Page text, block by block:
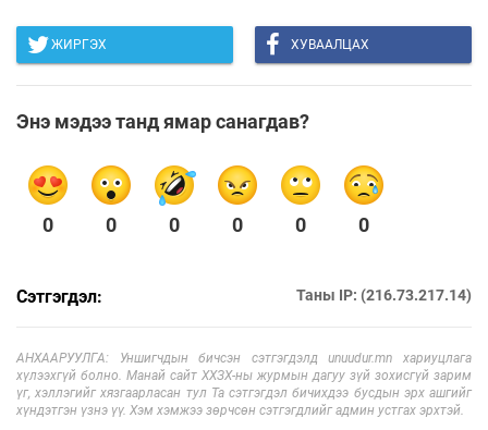
ЖИРГЭХ ХУВААЛЦАХ
Энэ мэдээ танд ямар санагдав?
0 0 0 0 0 0
Сэтгэгдэл: Таны IP: (216.73.217.14)
АНХААРУУЛГА: Уншигчдын бичсэн сэтгэгдэлд unuudur.mn хариуцлага
хүлээхгүй болно. Манай сайт ХХЗХ-ны журмын дагуу зүй зохисгүй зарим
үг, хэллэгийг хязгаарласан тул Та сэтгэгдэл бичихдээ бусдын эрх ашгийг
хүндэтгэн үзнэ үү. Хэм хэмжээ зөрчсөн сэтгэгдлийг админ устгах эрхтэй.